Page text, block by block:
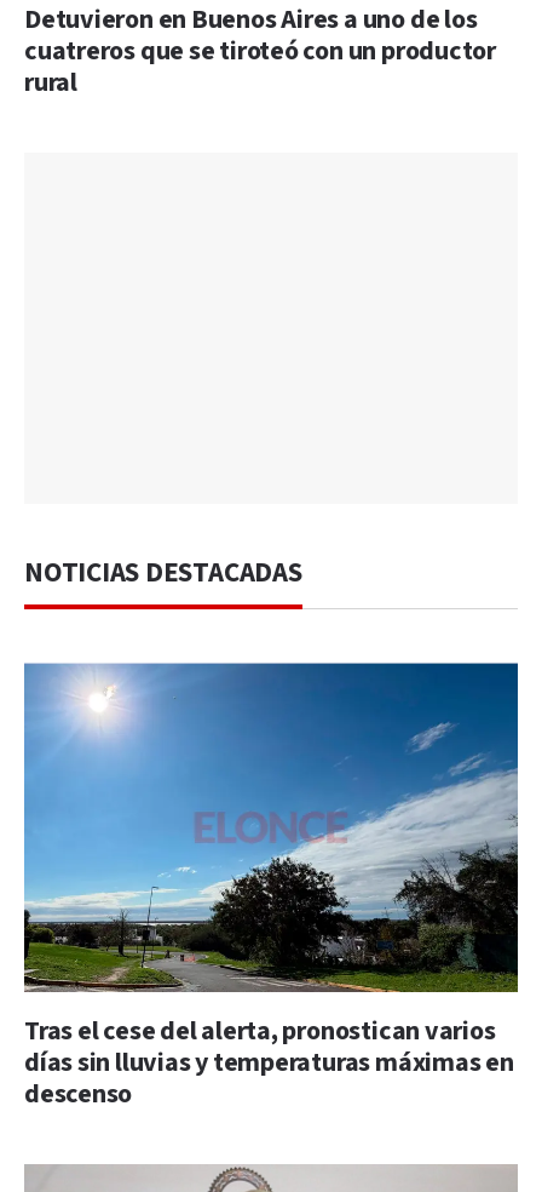
Detuvieron en Buenos Aires a uno de los
cuatreros que se tiroteó con un productor
rural
NOTICIAS DESTACADAS
Tras el cese del alerta, pronostican varios
días sin lluvias y temperaturas máximas en
descenso